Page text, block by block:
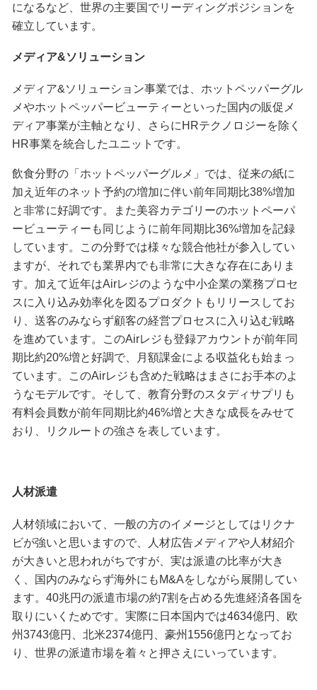
になるなど、世界の主要国でリーディングポジションを
確立しています。
メディア&ソリューション
メディア&ソリューション事業では、ホットペッパーグル
メやホットペッパービューティーといった国内の販促メ
ディア事業が主軸となり、さらにHRテクノロジーを除く
HR事業を統合したユニットです。
飲食分野の「ホットペッパーグルメ」では、従来の紙に
加え近年のネット予約の増加に伴い前年同期比38%増加
と非常に好調です。また美容カテゴリーのホットペーパ
ービューティーも同じように前年同期比36%増加を記録
しています。この分野では様々な競合他社が参入してい
ますが、それでも業界内でも非常に大きな存在にありま
す。加えて近年はAirレジのような中小企業の業務プロセ
スに入り込み効率化を図るプロダクトもリリースしてお
り、送客のみならず顧客の経営プロセスに入り込む戦略
を進めています。このAirレジも登録アカウントが前年同
期比約20%増と好調で、月額課金による収益化も始まっ
ています。このAirレジも含めた戦略はまさにお手本のよ
うなモデルです。そして、教育分野のスタディサプリも
有料会員数が前年同期比約46%増と大きな成長をみせて
おり、リクルートの強さを表しています。
人材派遣
人材領域において、一般の方のイメージとしてはリクナ
ビが強いと思いますので、人材広告メディアや人材紹介
が大きいと思われがちですが、実は派遣の比率が大き
く、国内のみならず海外にもM&Aをしながら展開してい
ます。40兆円の派遣市場の約7割を占める先進経済各国を
取りにいくためです。実際に日本国内では4634億円、欧
州3743億円、北米2374億円、豪州1556億円となってお
り、世界の派遣市場を着々と押さえにいっています。